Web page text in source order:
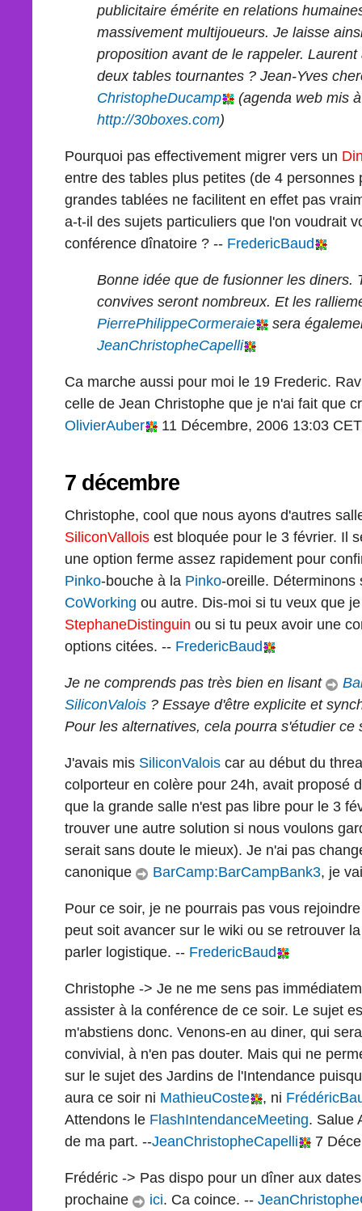
publicitaire émérite en relations
massivement multijoueurs. Je laisse
proposition avant de le rappeler.
deux tables tournantes ? Jean-Yves
ChristopheDucamp
(agenda web mis
http://30boxes.com)
Pourquoi pas effectivement migrer vers un
entre des tables plus petites (de 4 personnes
grandes tablées ne facilitent en effet pas
a-t-il des sujets particuliers que l'on voudrait
conférence dînatoire ? -- FredericBaud
Bonne idée que de fusionner les diners.
convives seront nombreux. Et les
PierrePhilippeCormeraie
sera
JeanChristopheCapelli
Ca marche aussi pour moi le 19 Frederic.
celle de Jean Christophe que je n'ai fait que
OlivierAuber
11 Décembre, 2006 13:03 CET
7 décembre
Christophe, cool que nous ayons d'autres
SiliconVallois est bloquée pour le 3 février. Il
une option ferme assez rapidement pour
Pinko-bouche à la Pinko-oreille. Déterminons
CoWorking ou autre. Dis-moi si tu veux que
StephaneDistinguin ou si tu peux avoir une
options citées. -- FredericBaud
Je ne comprends pas très bien en lisant
SiliconValois ? Essaye d'être explicite et
Pour les alternatives, cela pourra s'étudier ce
J'avais mis SiliconValois car au début du
colporteur en colère pour 24h, avait proposé
que la grande salle n'est pas libre pour le 3
trouver une autre solution si nous voulons
serait sans doute le mieux). Je n'ai pas
canonique
BarCamp:BarCampBank3, je
Pour ce soir, je ne pourrais pas vous
peut soit avancer sur le wiki ou se retrouver
parler logistique. -- FredericBaud
Christophe -> Je ne me sens pas
assister à la conférence de ce soir. Le sujet
m'abstiens donc. Venons-en au diner, qui
convivial, à n'en pas douter. Mais qui ne
sur le sujet des Jardins de l'Intendance
aura ce soir ni MathieuCoste , ni
Attendons le FlashIntendanceMeeting. Salue
de ma part. --JeanChristopheCapelli 7
Frédéric -> Pas dispo pour un dîner aux
prochaine
ici. Ca coince. --